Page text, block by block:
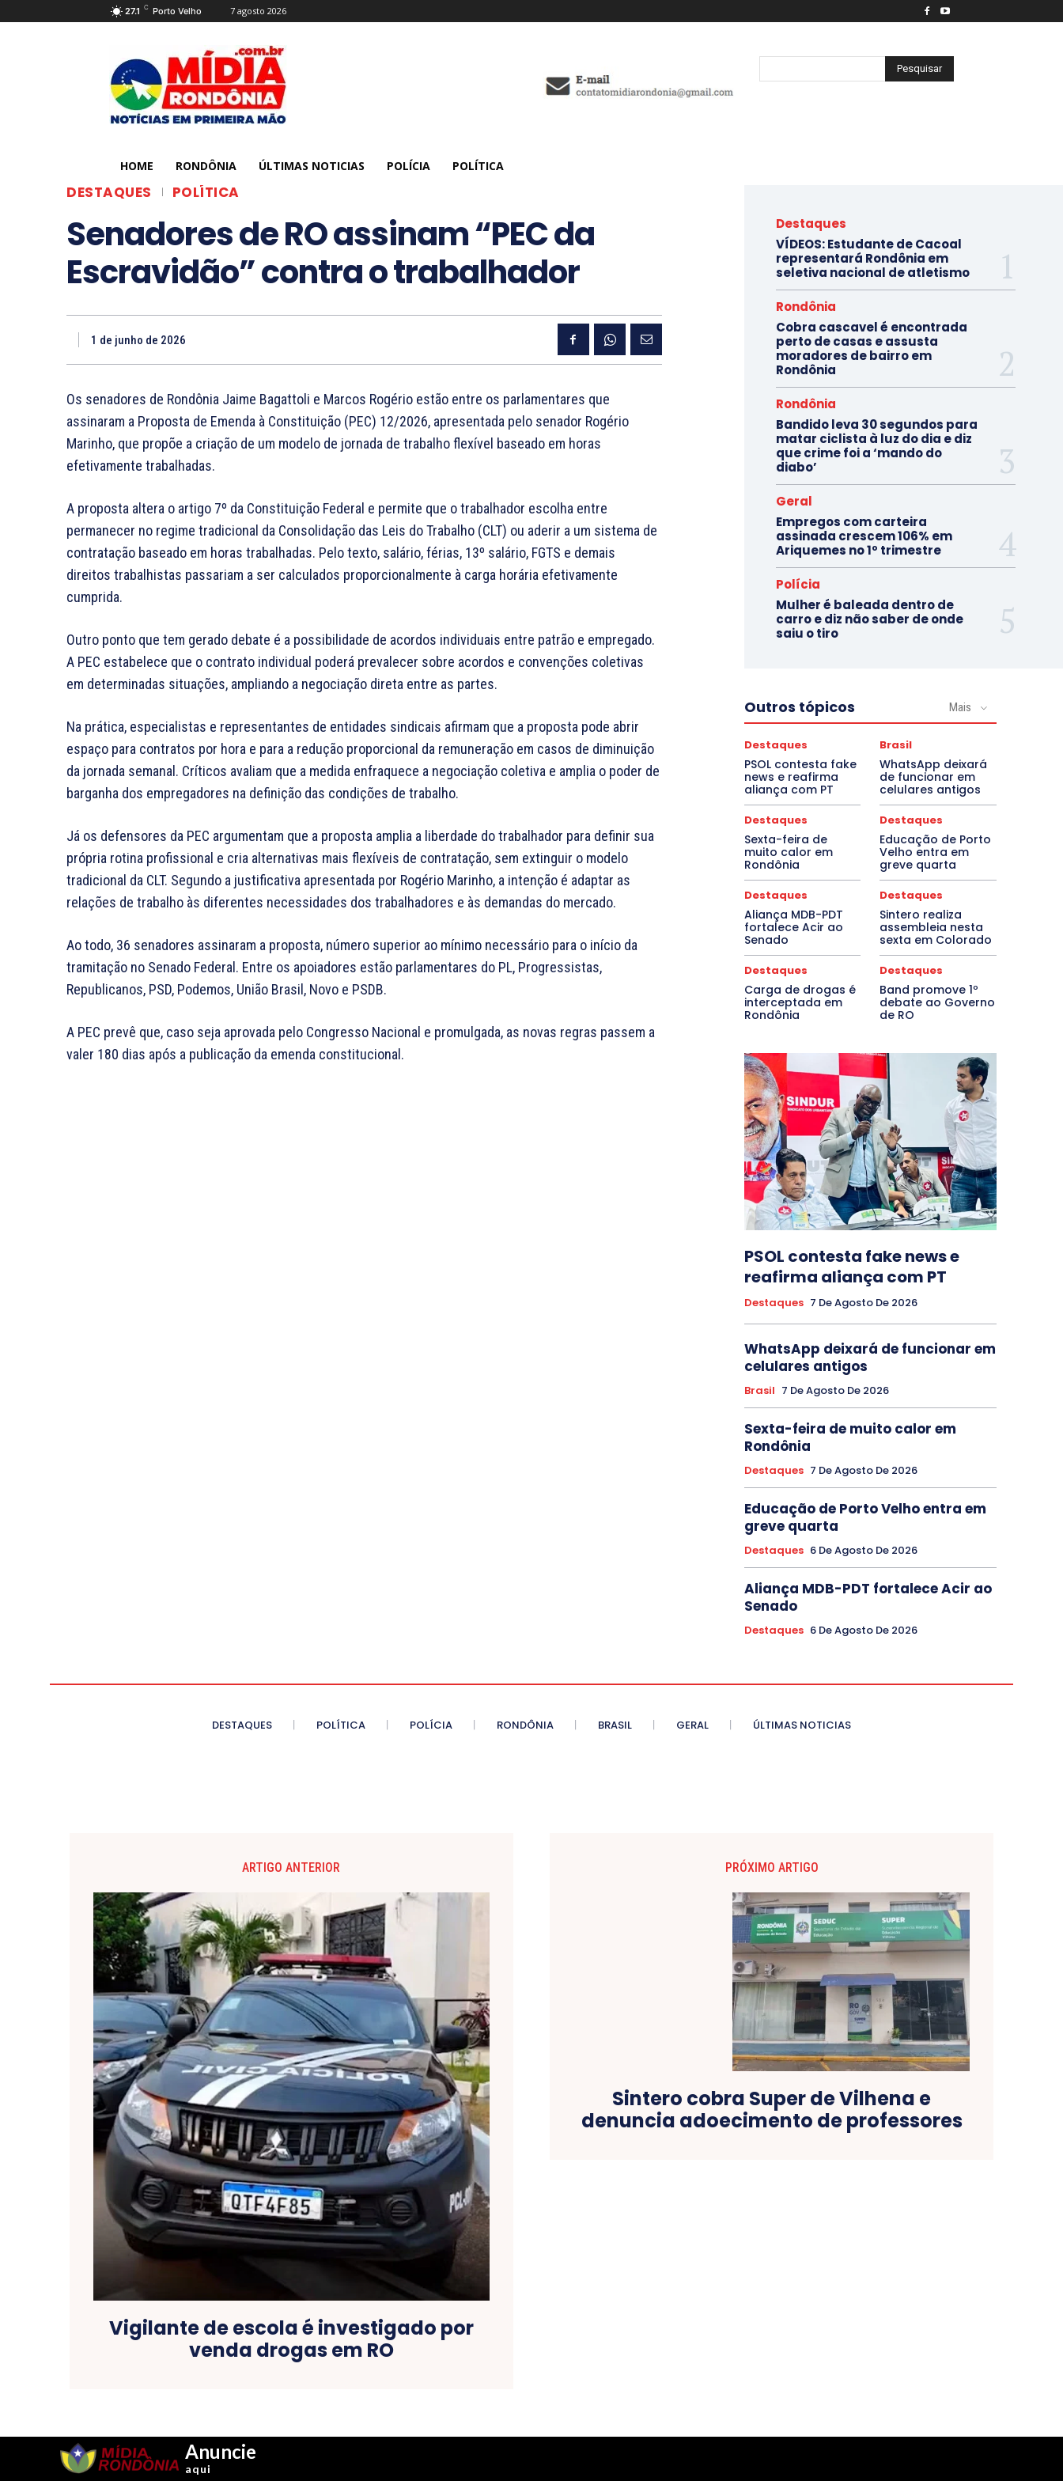
27.1 C Porto Velho 7 agosto 2026
Pesquisar
HOME RONDÔNIA ÚLTIMAS NOTICIAS POLÍCIA POLÍTICA
DESTAQUES POLÍTICA
Senadores de RO assinam “PEC da
Escravidão” contra o trabalhador
1 de junho de 2026
Os senadores de Rondônia Jaime Bagattoli e Marcos Rogério estão entre os parlamentares que
assinaram a Proposta de Emenda à Constituição (PEC) 12/2026, apresentada pelo senador Rogério
Marinho, que propõe a criação de um modelo de jornada de trabalho flexível baseado em horas
efetivamente trabalhadas.
A proposta altera o artigo 7º da Constituição Federal e permite que o trabalhador escolha entre
permanecer no regime tradicional da Consolidação das Leis do Trabalho (CLT) ou aderir a um sistema de
contratação baseado em horas trabalhadas. Pelo texto, salário, férias, 13º salário, FGTS e demais
direitos trabalhistas passariam a ser calculados proporcionalmente à carga horária efetivamente
cumprida.
Outro ponto que tem gerado debate é a possibilidade de acordos individuais entre patrão e empregado.
A PEC estabelece que o contrato individual poderá prevalecer sobre acordos e convenções coletivas
em determinadas situações, ampliando a negociação direta entre as partes.
Na prática, especialistas e representantes de entidades sindicais afirmam que a proposta pode abrir
espaço para contratos por hora e para a redução proporcional da remuneração em casos de diminuição
da jornada semanal. Críticos avaliam que a medida enfraquece a negociação coletiva e amplia o poder de
barganha dos empregadores na definição das condições de trabalho.
Já os defensores da PEC argumentam que a proposta amplia a liberdade do trabalhador para definir sua
própria rotina profissional e cria alternativas mais flexíveis de contratação, sem extinguir o modelo
tradicional da CLT. Segundo a justificativa apresentada por Rogério Marinho, a intenção é adaptar as
relações de trabalho às diferentes necessidades dos trabalhadores e às demandas do mercado.
Ao todo, 36 senadores assinaram a proposta, número superior ao mínimo necessário para o início da
tramitação no Senado Federal. Entre os apoiadores estão parlamentares do PL, Progressistas,
Republicanos, PSD, Podemos, União Brasil, Novo e PSDB.
A PEC prevê que, caso seja aprovada pelo Congresso Nacional e promulgada, as novas regras passem a
valer 180 dias após a publicação da emenda constitucional.
Destaques
VÍDEOS: Estudante de Cacoal
representará Rondônia em
seletiva nacional de atletismo
Rondônia
Cobra cascavel é encontrada
perto de casas e assusta
moradores de bairro em
Rondônia
Rondônia
Bandido leva 30 segundos para
matar ciclista à luz do dia e diz
que crime foi a ‘mando do
diabo’
Geral
Empregos com carteira
assinada crescem 106% em
Ariquemes no 1º trimestre
Polícia
Mulher é baleada dentro de
carro e diz não saber de onde
saiu o tiro
Outros tópicos Mais
Destaques
PSOL contesta fake
news e reafirma
aliança com PT
Brasil
WhatsApp deixará
de funcionar em
celulares antigos
Destaques
Sexta-feira de
muito calor em
Rondônia
Destaques
Educação de Porto
Velho entra em
greve quarta
Destaques
Aliança MDB-PDT
fortalece Acir ao
Senado
Destaques
Sintero realiza
assembleia nesta
sexta em Colorado
Destaques
Carga de drogas é
interceptada em
Rondônia
Destaques
Band promove 1º
debate ao Governo
de RO
PSOL contesta fake news e
reafirma aliança com PT
Destaques 7 De Agosto De 2026
WhatsApp deixará de funcionar em
celulares antigos
Brasil 7 De Agosto De 2026
Sexta-feira de muito calor em
Rondônia
Destaques 7 De Agosto De 2026
Educação de Porto Velho entra em
greve quarta
Destaques 6 De Agosto De 2026
Aliança MDB-PDT fortalece Acir ao
Senado
Destaques 6 De Agosto De 2026
DESTAQUES POLÍTICA POLÍCIA RONDÔNIA BRASIL GERAL ÚLTIMAS NOTICIAS
ARTIGO ANTERIOR
Vigilante de escola é investigado por
venda drogas em RO
PRÓXIMO ARTIGO
Sintero cobra Super de Vilhena e
denuncia adoecimento de professores
Anuncie
aqui